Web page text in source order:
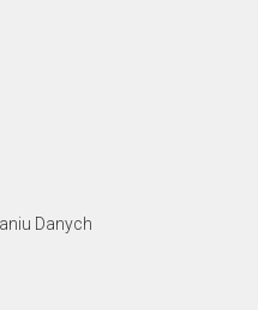
Danych